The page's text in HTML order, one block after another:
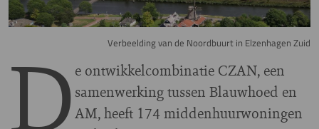
Verbeelding van de Noordbuurt in Elzenhagen Zuid
D e ontwikkelcombinatie CZAN, een
samenwerking tussen Blauwhoed en
AM, heeft 174 middenhuurwoningen